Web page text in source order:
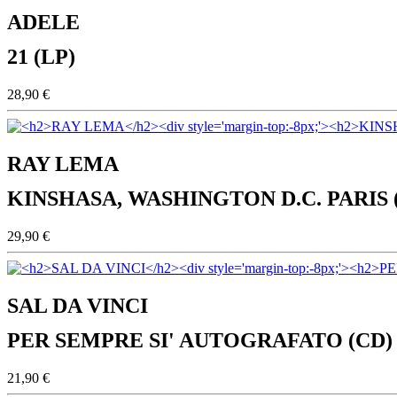
ADELE
21 (LP)
28,90 €
RAY LEMA
KINSHASA, WASHINGTON D.C. PARIS
29,90 €
SAL DA VINCI
PER SEMPRE SI' AUTOGRAFATO (CD)
21,90 €